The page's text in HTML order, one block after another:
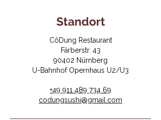
Standort
CôDung Restaurant
Färberstr. 43
90402 Nürnberg
U-Bahnhof Opernhaus U2/U3
+49 911 489 734 69
codungsushi@gmail.com​